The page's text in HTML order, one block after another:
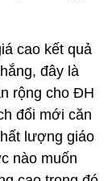
cao kết quả
đây là
rộng cho ĐH
đổi mới căn
lượng giáo
nào muốn